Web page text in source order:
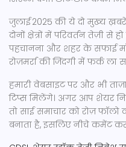
जुलाई 2025 की ये दो मुख्य
दोनों क्षेत्रों में परिवर्तन तेज़ी से
पहचानना और शहर के सफाई
रोज़मर्रा की जिंदगी में फर्क ला
हमारी वेबसाइट पर और भी
टिप्स मिलेंगे। अगर आप शेयर
तो साई समाचार को रोज़
बनाता है, इसलिए नीचे कमेंट